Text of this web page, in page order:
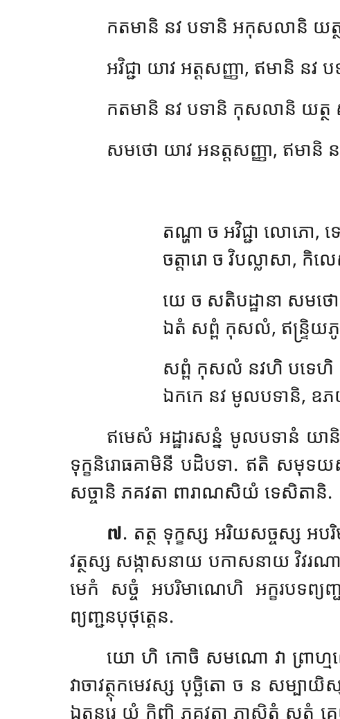
កតមានិ នវ បទានិ អកុសលានិ
អវិជ្ជា យាវ អត្តសញ្ញា, ឥមានិ
កតមានិ នវ បទានិ កុសលានិ យត្
សមថោ យាវ អនត្តសញ្ញា, ឥមា
តណ្ហា ច អវិជ្ជា លោភោ,
ចត្តារោ ច វិបល្លាសា, កិ
យេ ច សតិបដ្ឋានា សម
ឯតំ សព្ពំ កុសលំ, ឥន្ទ្រិយ
សព្ពំ កុសលំ នវហិ បទេហិ
ឯកកេ នវ មូលបទានិ, ឧ
ឥមេសំ អដ្ឋារសន្នំ មូលបទានំ
ទុក្ខនិរោធគាមិនី បដិបទា. ឥតិ សមុទ
សច្ចានិ ភគវតា ពារាណសិយំ ទេសិតានិ.
៧. តត្ថ ទុក្ខស្ស អរិយសច្ចស្ស អបរិ
វត្ថស្ស សង្កាសនាយ បកាសនាយ វិវរ
មេកំ សច្ចំ អបរិមាណេហិ អក្ខរបទព្យញ្ជ
ព្យញ្ជនបុថុត្តេន.
យោ ហិ កោចិ សមណោ វា ព្រាហ្មណោ
វាចាវត្ថុកមេវស្ស បុច្ឆិតោ ច ន សម្បា
ឯត្ថន្តរេ យំ កិញ្ចិ ភគវតា ភាសិតំ សុត្តំ គ